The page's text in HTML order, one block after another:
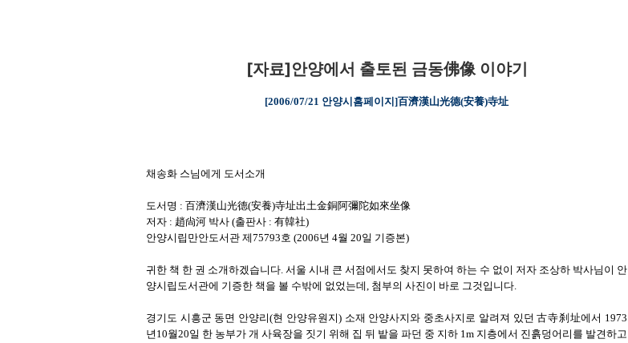
[자료]안양에서 출토된 금동佛像 이야기
[2006/07/21 안양시홈페이지]百濟漢山光德(安養)寺址
채송화 스님에게 도서소개
도서명 : 百濟漢山光德(安養)寺址出土金銅阿彌陀如來坐像
저자 : 趙尙河 박사 (출판사 : 有韓社)
안양시립만안도서관 제75793호 (2006년 4월 20일 기증본)
귀한 책 한 권 소개하겠습니다. 서울 시내 큰 서점에서도 찾지 못하여 하는 수 없이 저자 조상하 박사님이 안
양시립도서관에 기증한 책을 볼 수밖에 없었는데, 첨부의 사진이 바로 그것입니다.
경기도 시흥군 동면 안양리(현 안양유원지) 소재 안양사지와 중초사지로 알려져 있던 古寺刹址에서 1973
년10월20일 한 농부가 개 사육장을 짓기 위해 집 뒤 밭을 파던 중 지하 1m 지층에서 진흙덩어리를 발견하고